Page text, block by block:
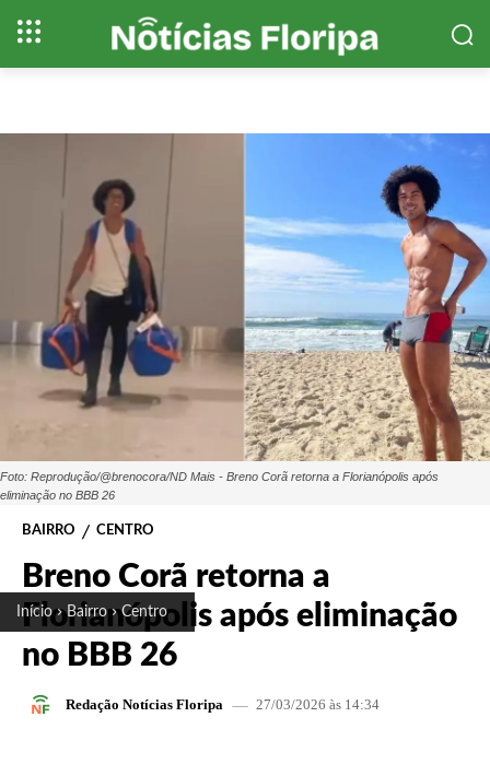
Início Bairro Centro
Foto: Reprodução/@brenocora/ND Mais - Breno Corã retorna a Florianópolis após
eliminação no BBB 26
BAIRRO CENTRO
Breno Corã retorna a
Florianópolis após eliminação
no BBB 26
Redação Notícias Floripa 27/03/2026 às 14:34